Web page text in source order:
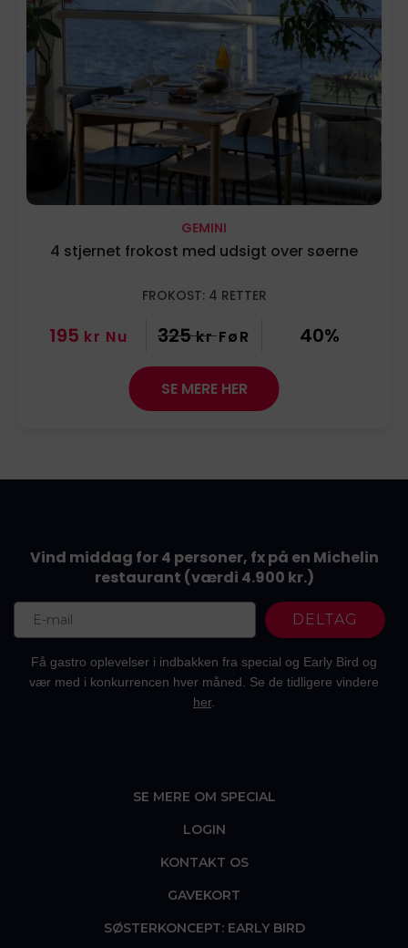
GEMINI
4 stjernet frokost med udsigt over søerne
FROKOST: 4 RETTER
195 kr Nu 325 kr FøR 40%
SE MERE HER
Vind middag for 4 personer, fx på en Michelin
restaurant (værdi 4.900 kr.)
DELTAG
Få gastro oplevelser i indbakken fra special og Early Bird og
vær med i konkurrencen hver måned. Se de tidligere vindere
her.
SE MERE OM SPECIAL
LOGIN
KONTAKT OS
GAVEKORT
SØSTERKONCEPT: EARLY BIRD